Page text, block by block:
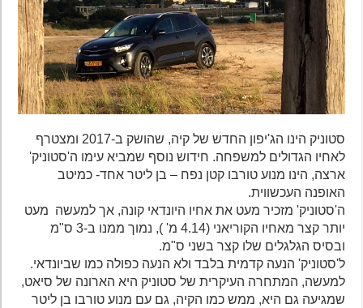
סטוניק הינו הג'יפון החדש של קיה, שהושק ב-2017 ומצטרף
לאחיו הגדולים למשפחה. חידוש נוסף שמביא עימו ה'סטוניק'
ארצה, הינו מנוע טורבו קטן נפח – בן ליטר אחד- כמיטב
האופנה העכשווית.
ה'סטוניק' מזכיר מעט את אחיו היונדאי קונה, אך למעשה מעט
יותר קצר מאחיו הקוריאני (4.14 מ' ), נמוך ממנו ב-3 ס"מ
ובסיס הגלגלים שלו קצר בשני ס"מ.
ל'סטוניק' הנעה קדמית בלבד ולא הנעה כפולה כמו שביונדאי.
למעשה, המתחרה העיקרית של סטוניק היא הארונה של סיאט,
שמגיעה גם היא, ממש כמו הקיה, גם עם מנוע טורבו בן ליטר